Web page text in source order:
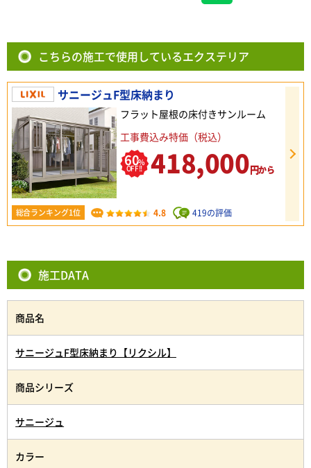
こちらの施工で使用しているエクステリア
サニージュF型床納まり
フラット屋根の床付きサンルーム
工事費込み特価（税込）
60%
OFF!! 418,000円から
総合ランキング1位 4.8 419の評価
施工DATA
商品名
サニージュF型床納まり【リクシル】
商品シリーズ
サニージュ
カラー